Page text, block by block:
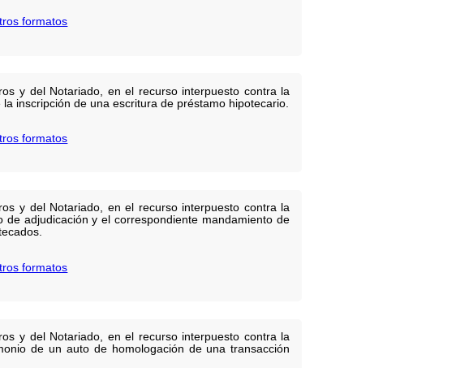
formatos
y del Notariado, en el recurso interpuesto contra la
inscripción de una escritura de préstamo hipotecario.
formatos
y del Notariado, en el recurso interpuesto contra la
adjudicación y el correspondiente mandamiento de
formatos
y del Notariado, en el recurso interpuesto contra la
de un auto de homologación de una transacción